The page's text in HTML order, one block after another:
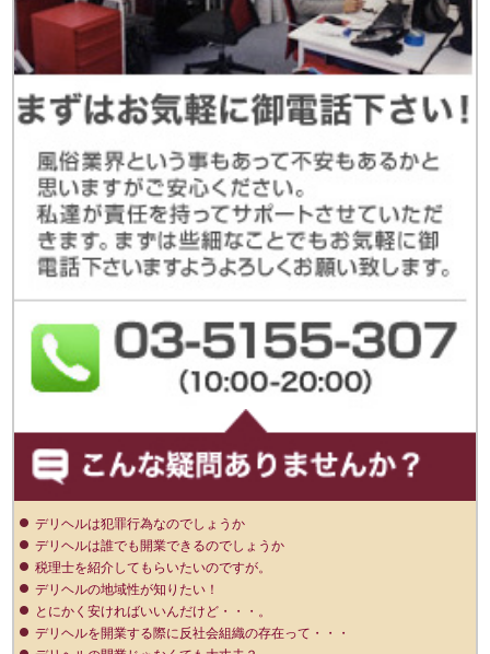
デリヘルは犯罪行為なのでしょうか
デリヘルは誰でも開業できるのでしょうか
税理士を紹介してもらいたいのですが。
デリヘルの地域性が知りたい！
とにかく安ければいいんだけど・・・。
デリヘルを開業する際に反社会組織の存在って・・・